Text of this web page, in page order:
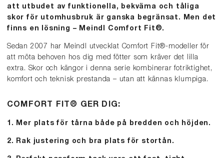
att utbudet av funktionella, bekväma och tåliga
skor för utomhusbruk är ganska begränsat. Men det
finns en lösning – Meindl Comfort Fit®.
Sedan 2007 har Meindl utvecklat Comfort Fit®-modeller för
att möta behoven hos dig med fötter som kräver det lilla
extra. Skor och kängor i denna serie kombinerar fotriktighet,
komfort och teknisk prestanda – utan att kännas klumpiga.
COMFORT FIT® GER DIG:
1. Mer plats för tårna både på bredden och höjden.
2. Rak justering och bra plats för stortån.